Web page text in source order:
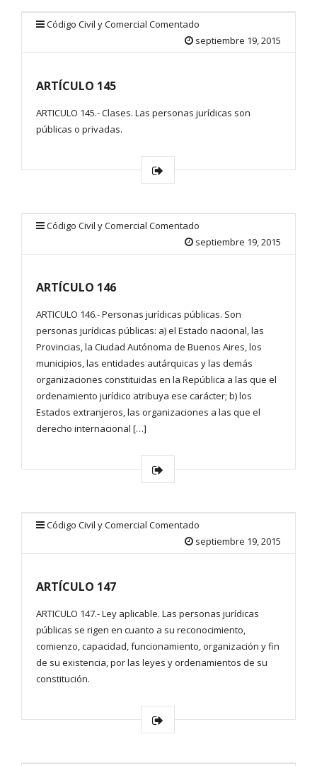
Código Civil y Comercial Comentado
septiembre 19, 2015
ARTÍCULO 145
ARTICULO 145.- Clases. Las personas jurídicas son
públicas o privadas.
Código Civil y Comercial Comentado
septiembre 19, 2015
ARTÍCULO 146
ARTICULO 146.- Personas jurídicas públicas. Son
personas jurídicas públicas: a) el Estado nacional, las
Provincias, la Ciudad Autónoma de Buenos Aires, los
municipios, las entidades autárquicas y las demás
organizaciones constituidas en la República a las que el
ordenamiento jurídico atribuya ese carácter; b) los
Estados extranjeros, las organizaciones a las que el
derecho internacional […]
Código Civil y Comercial Comentado
septiembre 19, 2015
ARTÍCULO 147
ARTICULO 147.- Ley aplicable. Las personas jurídicas
públicas se rigen en cuanto a su reconocimiento,
comienzo, capacidad, funcionamiento, organización y fin
de su existencia, por las leyes y ordenamientos de su
constitución.